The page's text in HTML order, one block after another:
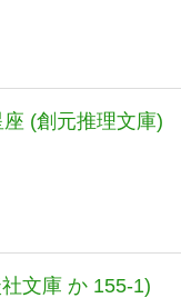
(創元推理文庫)
文庫 か 155-1)